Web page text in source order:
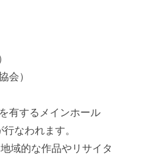
会）
有するメインホール
なわれます。
域的な作品やリサイタ